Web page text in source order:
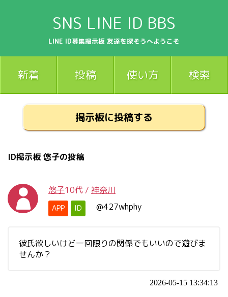
SNS LINE ID BBS
LINE ID募集掲示板 友達を探そうへようこそ
新着 投稿 使い方 検索
掲示板に投稿する
ID掲示板 悠子の投稿
悠子10代 / 神奈川
APP ID @427whphy
彼氏欲しいけど一回限りの関係でもいいので遊びま
せんか？
2026-05-15 13:34:13